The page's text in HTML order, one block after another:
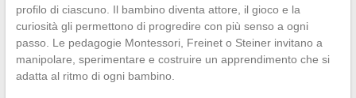
profilo di ciascuno. Il bambino diventa attore, il gioco e la
curiosità gli permettono di progredire con più senso a ogni
passo. Le pedagogie Montessori, Freinet o Steiner invitano a
manipolare, sperimentare e costruire un apprendimento che si
adatta al ritmo di ogni bambino.